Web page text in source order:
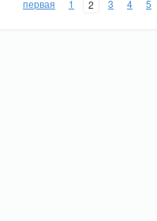
первая 1 2 3 4 5